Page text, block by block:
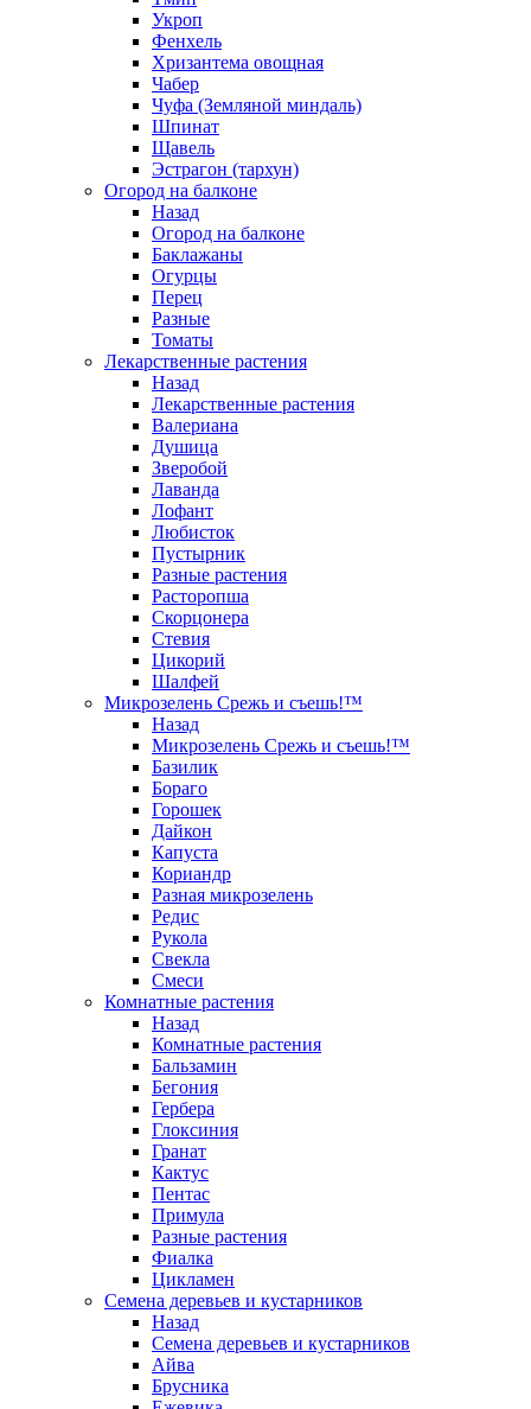
Укроп
Фенхель
Хризантема овощная
Чабер
Чуфа (Земляной миндаль)
Шпинат
Щавель
Эстрагон (тархун)
Огород на балконе
Назад
Огород на балконе
Баклажаны
Огурцы
Перец
Разные
Томаты
Лекарственные растения
Назад
Лекарственные растения
Валериана
Душица
Зверобой
Лаванда
Лофант
Любисток
Пустырник
Разные растения
Расторопша
Скорцонера
Стевия
Цикорий
Шалфей
Микрозелень Срежь и съешь!™
Назад
Микрозелень Срежь и съешь!™
Базилик
Бораго
Горошек
Дайкон
Капуста
Кориандр
Разная микрозелень
Редис
Рукола
Свекла
Смеси
Комнатные растения
Назад
Комнатные растения
Бальзамин
Бегония
Гербера
Глоксиния
Гранат
Кактус
Пентас
Примула
Разные растения
Фиалка
Цикламен
Семена деревьев и кустарников
Назад
Семена деревьев и кустарников
Айва
Брусника